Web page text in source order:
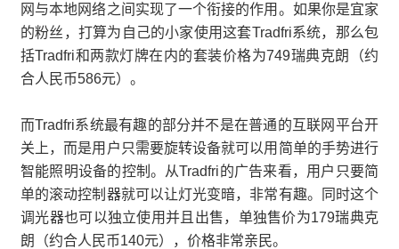
网与本地网络之间实现了一个衔接的作用。如果你是宜家
的粉丝，打算为自己的小家使用这套Tradfri系统，那么包
括Tradfri和两款灯牌在内的套装价格为749瑞典克朗（约
合人民币586元）。
而Tradfri系统最有趣的部分并不是在普通的互联网平台开
关上，而是用户只需要旋转设备就可以用简单的手势进行
智能照明设备的控制。从Tradfri的广告来看，用户只要简
单的滚动控制器就可以让灯光变暗，非常有趣。同时这个
调光器也可以独立使用并且出售，单独售价为179瑞典克
朗（约合人民币140元），价格非常亲民。